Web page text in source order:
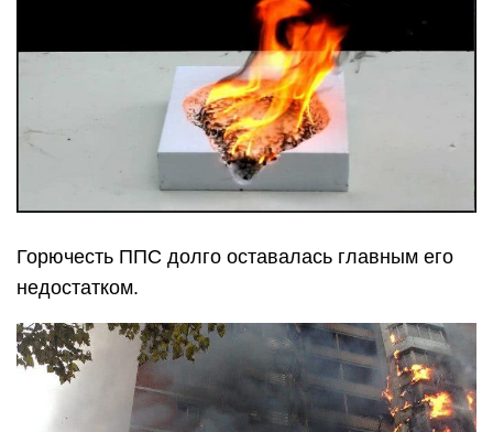
Горючесть ППС долго оставалась главным его
недостатком.